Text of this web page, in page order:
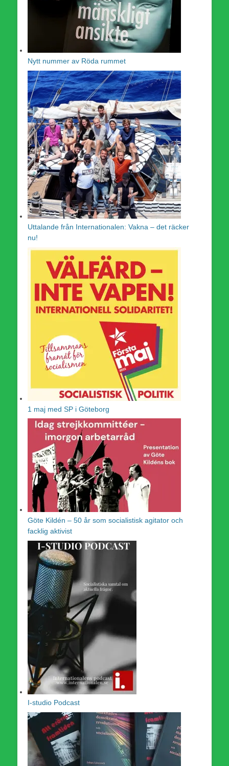
Nytt nummer av Röda rummet
Uttalande från Internationalen: Vakna – det räcker
nu!
1 maj med SP i Göteborg
Göte Kildén – 50 år som socialistisk agitator och
facklig aktivist
I-studio Podcast